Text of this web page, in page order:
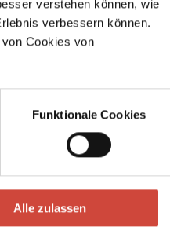
verstehen können, wie
verbessern können.
Cookies von
Funktionale Cookies
Alle zulassen